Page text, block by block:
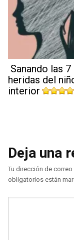
Sanando las 7
heridas del
interior
Deja una
Tu dirección de
obligatorios están